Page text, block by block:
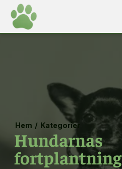
Hem / Kategorier
Hundarnas
fortplantning